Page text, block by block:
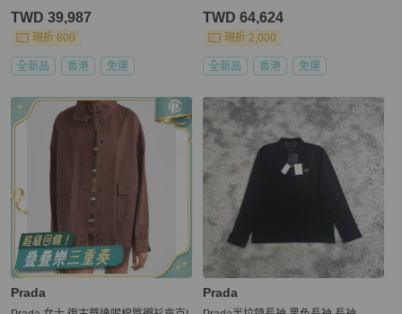
TWD 39,987
現折 800
全新品 香港 免運
TWD 64,624
現折 2,000
全新品 香港 免運
Prada Prada